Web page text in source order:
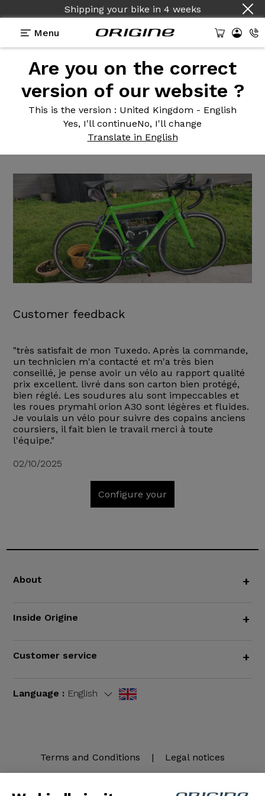
Shipping your bike in 4 weeks
Menu
Are you on the correct
version of our website ?
This is the version : United Kingdom - English
Yes, I'll continueNo, I'll change
Translate in English
Reviews> Tuxedo - Shimano Tiagra - Prymahl
Tuxedo -Shimano Tiagra -
Prymahl Orion A30R
Customer feedback
"très satisfait de mon Tuxedo. Après la commande,
un technicien m'a contacté et m'a très bien
conseillé, je pense avoir un vélo au rapport qualité
prix excellent. livré dans son carton bien protégé,
bien réglé. Les soudures alu sont impeccables et
les roues prymahl orion A30 sont légères et fluides.
Je voulais un vélo pour suivre des copains anciens
coursiers, il fait bien le travail merci à toute
l'équipe."
02/10/2025
Configure your
About +
Inside Origine +
Customer service +
Language : English
Terms and Conditions | Legal notices